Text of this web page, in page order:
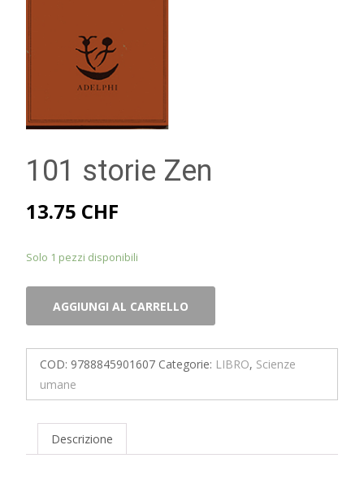
101 storie Zen
13.75 CHF
Solo 1 pezzi disponibili
storie
quantità
AGGIUNGI AL CARRELLO
COD: 9788845901607 Categorie: LIBRO, Scienze
umane
Descrizione